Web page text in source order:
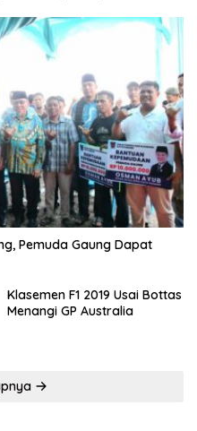
Pemuda Gaung Dapat
Klasemen F1 2019 Usai Bottas
Menangi GP Australia